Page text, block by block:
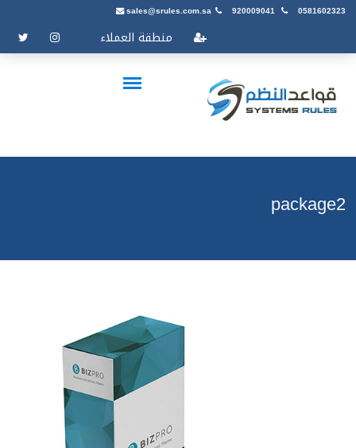
sales@srules.com.sa 920009041 0581602323
منطقة العملاء
package2